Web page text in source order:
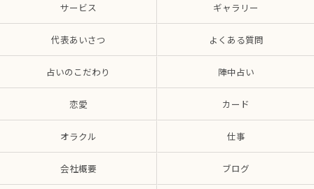
サービス ギャラリー
代表あいさつ よくある質問
占いのこだわり 陣中占い
恋愛 カード
オラクル 仕事
会社概要 ブログ